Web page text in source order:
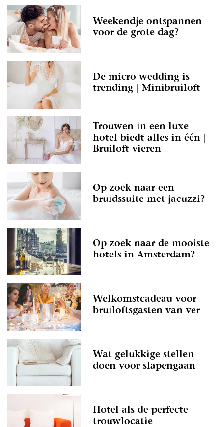
Weekendje ontspannen
voor de grote dag?
De micro wedding is
trending | Minibruiloft
Trouwen in een luxe
hotel biedt alles in één |
Bruiloft vieren
Op zoek naar een
bruidssuite met jacuzzi?
Op zoek naar de mooiste
hotels in Amsterdam?
Welkomstcadeau voor
bruiloftsgasten van ver
Wat gelukkige stellen
doen voor slapengaan
Hotel als de perfecte
trouwlocatie